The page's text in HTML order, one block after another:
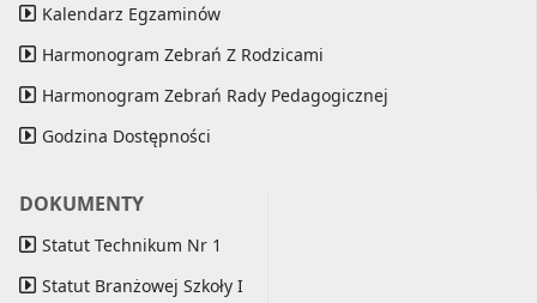
Kalendarz Egzaminów
Harmonogram Zebrań Z Rodzicami
Harmonogram Zebrań Rady Pedagogicznej
Godzina Dostępności
DOKUMENTY
Statut Technikum Nr 1
Statut Branżowej Szkoły I